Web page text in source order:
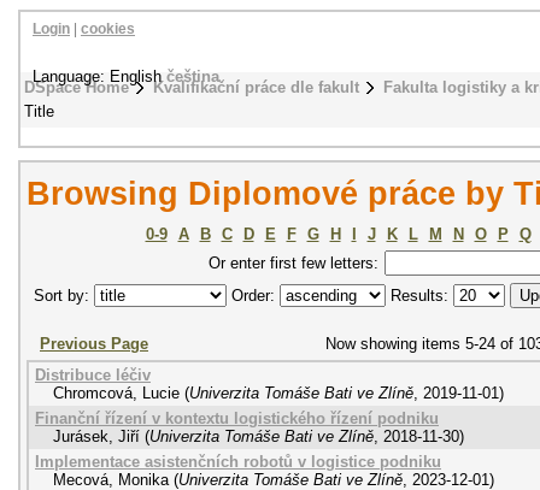
DSpace Home Kvalifikační práce dle fakult
Fakulta logistiky a
Title
Login cookies
Language: Englishčeština
Browsing Diplomové práce by
0-9 A B C D E F G H J K L M N O P
Q
Or enter first few letters:
Sort by:
Order: Results:
Previous Page
Now showing items 5-24 of
Distribuce léčiv
Chromcová, Lucie (Univerzita Tomáše Bati ve Zlíně, 2019-11-01)
Finanční řízení v kontextu logistického řízení podniku
Jurásek, Jiří (Univerzita Tomáše Bati ve Zlíně, 2018-11-30)
Implementace asistenčních robotů v logistice podniku
Mecová, Monika (Univerzita Tomáše Bati ve Zlíně, 2023-12-01)